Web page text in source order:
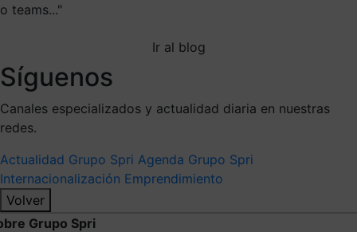
o teams..."
Ir al blog
Síguenos
Canales especializados y actualidad diaria en nuestras
redes.
Actualidad Grupo Spri Agenda Grupo Spri
Internacionalización Emprendimiento
Volver
Grupo Spri